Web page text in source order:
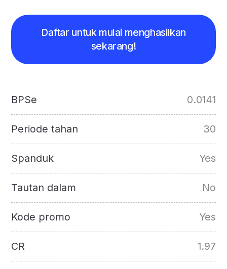
Daftar untuk mulai menghasilkan
sekarang!
BPSe 0.0141
Periode tahan 30
Spanduk Yes
Tautan dalam No
Kode promo Yes
CR 1.97